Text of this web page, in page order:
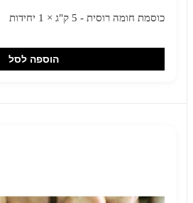
כוסמת חומה רוסית - 5 ק"ג × 1 יחידות
הוספה לסל